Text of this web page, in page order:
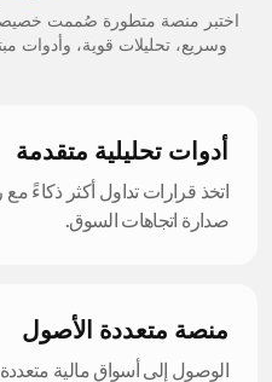
اختبر منصة متطورة صُممت
وسريع، تحليلات قوية، وأدوات
أدوات تحليلية متقدمة
اتخذ قرارات تداول أكثر ذكاءً
صدارة اتجاهات السوق.
منصة متعددة الأصول
الوصول إلى أسواق مالية